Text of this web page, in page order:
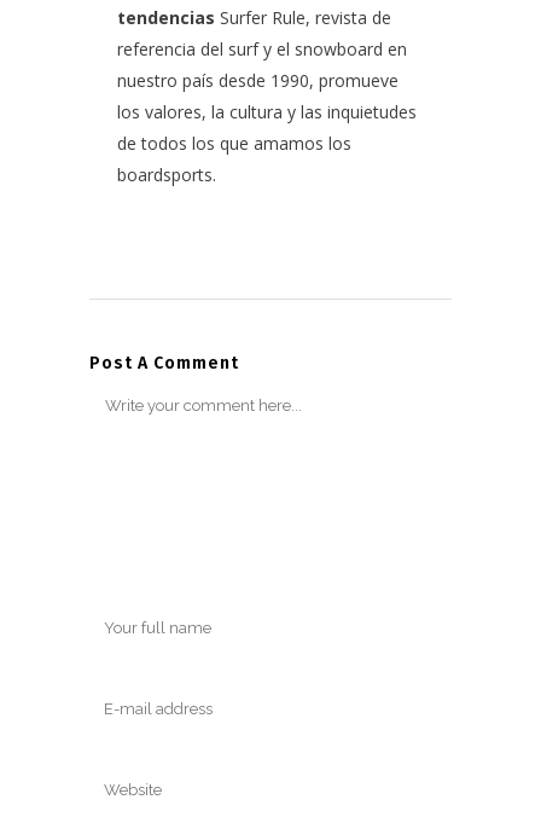
tendencias Surfer Rule, revista de
referencia del surf y el snowboard en
nuestro país desde 1990, promueve
los valores, la cultura y las inquietudes
de todos los que amamos los
boardsports.
Post A Comment